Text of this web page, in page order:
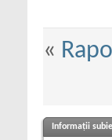
«
Informații